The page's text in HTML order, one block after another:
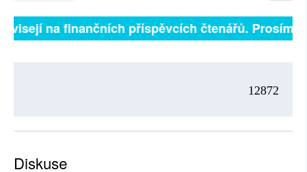
na finančních příspěvcích čtenářů. Prosíme,
12872
Diskuse